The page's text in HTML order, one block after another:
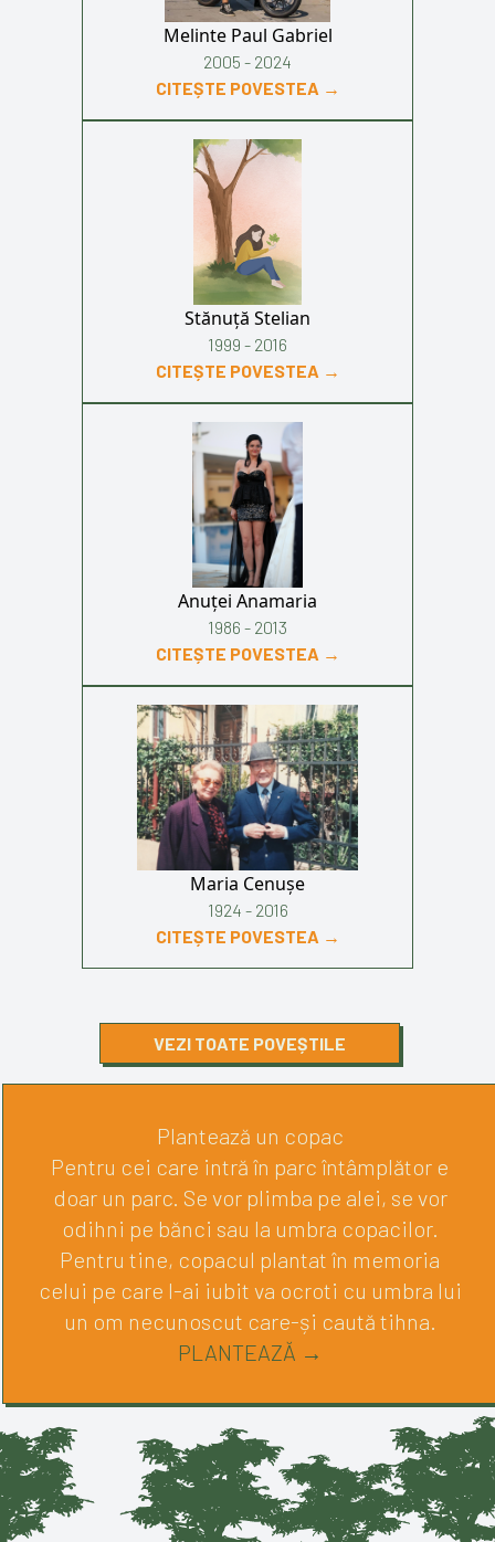
Melinte Paul Gabriel
2005 - 2024
CITEȘTE POVESTEA →
Stănuță Stelian
1999 - 2016
CITEȘTE POVESTEA →
Anuței Anamaria
1986 - 2013
CITEȘTE POVESTEA →
Maria Cenușe
1924 - 2016
CITEȘTE POVESTEA →
VEZI TOATE POVEȘTILE
Plantează un copac
Pentru cei care intră în parc întâmplător e
doar un parc. Se vor plimba pe alei, se vor
odihni pe bănci sau la umbra copacilor.
Pentru tine, copacul plantat în memoria
celui pe care l-ai iubit va ocroti cu umbra lui
un om necunoscut care-și caută tihna.
PLANTEAZĂ →